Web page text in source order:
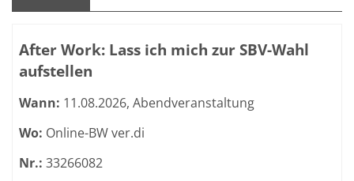
After Work: Lass ich mich zur SBV-Wahl
aufstellen
Wann: 11.08.2026, Abendveranstaltung
Wo: Online-BW ver.di
Nr.: 33266082